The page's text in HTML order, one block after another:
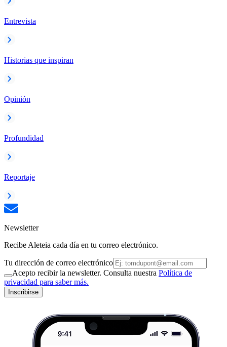
Entrevista
Historias que inspiran
Opinión
Profundidad
Reportaje
Newsletter
Recibe Aleteia cada día en tu correo electrónico.
Tu dirección de correo electrónico
Acepto recibir la newsletter. Consulta nuestra Política de
privacidad para saber más.
Inscribirse